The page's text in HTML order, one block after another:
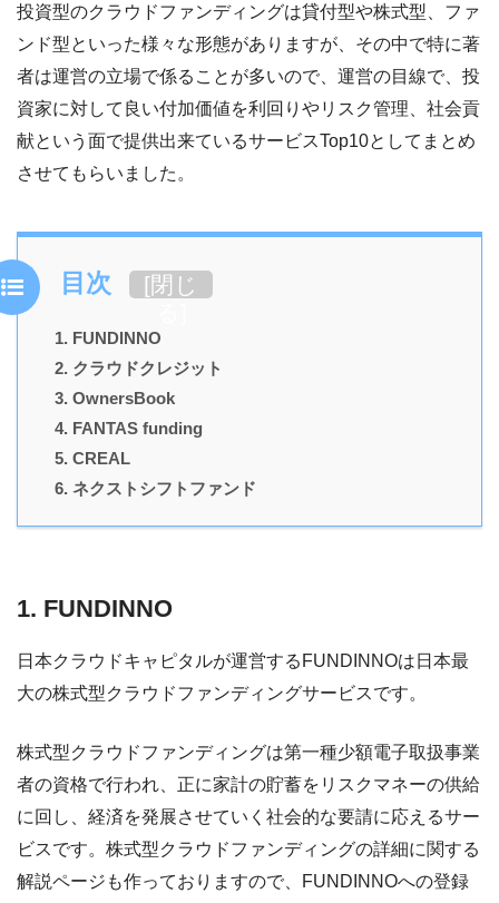
投資型のクラウドファンディングは貸付型や株式型、ファ
ンド型といった様々な形態がありますが、その中で特に著
者は運営の立場で係ることが多いので、運営の目線で、投
資家に対して良い付加価値を利回りやリスク管理、社会貢
献という面で提供出来ているサービスTop10としてまとめ
させてもらいました。
目次 [閉じ
1. FUNDINNO
2. クラウドクレジット
3. OwnersBook
4. FANTAS funding
5. CREAL
6. ネクストシフトファンド
1. FUNDINNO
日本クラウドキャピタルが運営するFUNDINNOは日本最
大の株式型クラウドファンディングサービスです。
株式型クラウドファンディングは第一種少額電子取扱事業
者の資格で行われ、正に家計の貯蓄をリスクマネーの供給
に回し、経済を発展させていく社会的な要請に応えるサー
ビスです。株式型クラウドファンディングの詳細に関する
解説ページも作っておりますので、FUNDINNOへの登録